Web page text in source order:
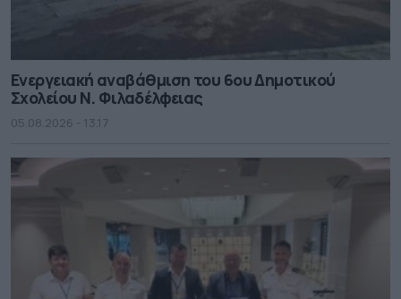
Ενεργειακή αναβάθμιση του 6ου Δημοτικού
Σχολείου Ν. Φιλαδέλφειας
05.08.2026 - 13.17